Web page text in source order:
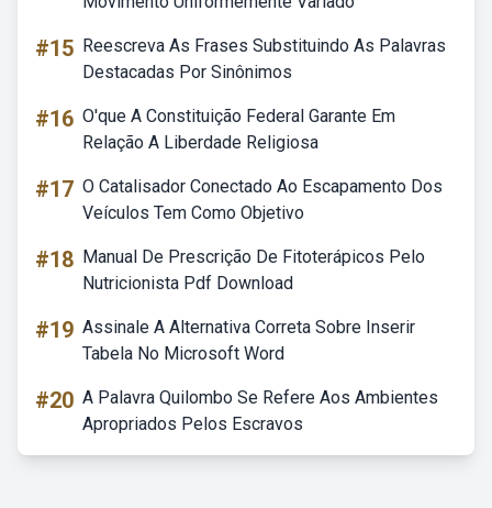
#15 Reescreva As Frases Substituindo As Palavras
Destacadas Por Sinônimos
#16 O'que A Constituição Federal Garante Em
Relação A Liberdade Religiosa
#17 O Catalisador Conectado Ao Escapamento Dos
Veículos Tem Como Objetivo
#18 Manual De Prescrição De Fitoterápicos Pelo
Nutricionista Pdf Download
#19 Assinale A Alternativa Correta Sobre Inserir
Tabela No Microsoft Word
#20 A Palavra Quilombo Se Refere Aos Ambientes
Apropriados Pelos Escravos